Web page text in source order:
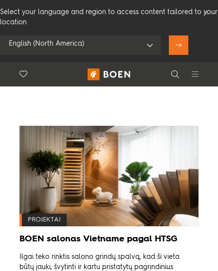
Select your language and region to access content tailored to your
location
English (North America)
Naudoti lokaciją
Peržiūrėkite visus platintojus
Search
Floor.Wishlist
Gaminiai
Projektai
PROJEKTAI
BOEN salonas Vietname pagal HTSG
Ilgai teko rinktis salono grindų spalvą, kad ši vieta
būtų jauki, švytinti ir kartu pristatytų pagrindinius